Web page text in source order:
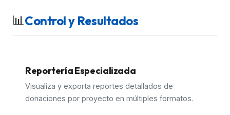
📊Control y Resultados
Reportería Especializada
Visualiza y exporta reportes detallados de
donaciones por proyecto en múltiples formatos.